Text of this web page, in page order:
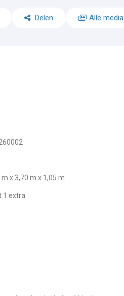
Delen Alle media
m x 3,70 m x 1,05 m
1 extra